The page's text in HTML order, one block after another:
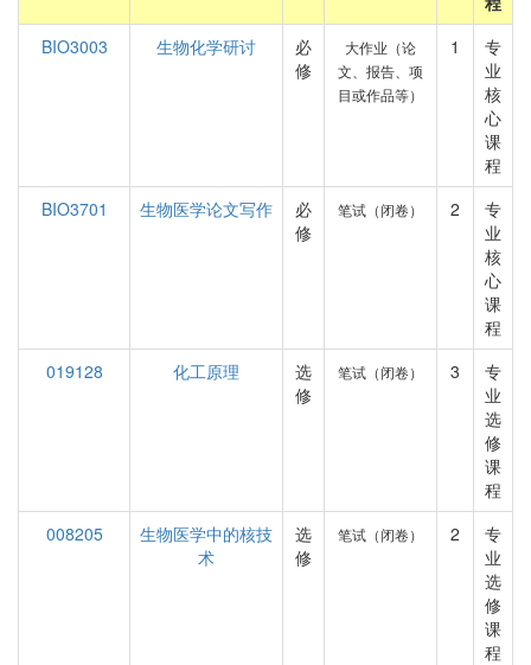
BIO3003
生物化学研讨
必
修
大作业（论
文、报告、项
目或作品等）
1
专
业
核
心
课
程
BIO3701
生物医学论文写作
必
修
笔试（闭卷） 2
专
业
核
心
课
程
019128
化工原理
选
修
笔试（闭卷） 3
专
业
选
修
课
程
008205
生物医学中的核技
术
选
修
笔试（闭卷） 2
专
业
选
修
课
程